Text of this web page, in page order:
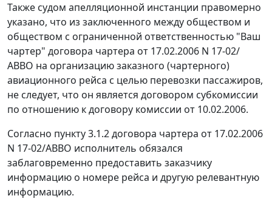
Также судом апелляционной инстанции правомерно
указано, что из заключенного между обществом и
обществом с ограниченной ответственностью "Ваш
чартер" договора чартера от 17.02.2006 N 17-02/
АВВО на организацию заказного (чартерного)
авиационного рейса с целью перевозки пассажиров,
не следует, что он является договором субкомиссии
по отношению к договору комиссии от 10.02.2006.
Согласно пункту 3.1.2 договора чартера от 17.02.2006
N 17-02/АВВО исполнитель обязался
заблаговременно предоставить заказчику
информацию о номере рейса и другую релевантную
информацию.